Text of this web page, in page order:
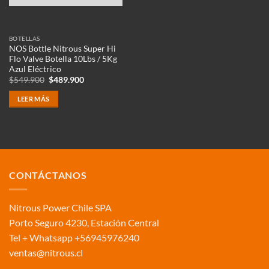
BOTELLAS
NOS Bottle Nitrous Super Hi
Flo Valve Botella 10Lbs / 5Kg
Azul Eléctrico
$549.900 El
original
era:
$549.900.
$489.900El
LEER MÁS
CONTÁCTANOS
Nitrous Power Chile SPA
Porto Seguro 4230, Estación Central
Tel + Whatsapp +56945976240
ventas@nitrous.cl